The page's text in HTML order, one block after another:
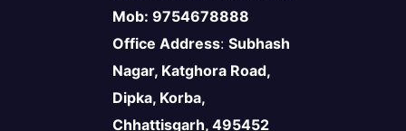
Mob: 9754678888
Office Address: Subhash
Nagar, Katghora Road,
Dipka, Korba,
Chhattisgarh, 495452